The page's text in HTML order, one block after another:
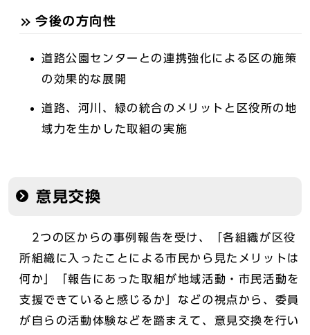
今後の方向性
道路公園センターとの連携強化による区の施策
の効果的な展開
道路、河川、緑の統合のメリットと区役所の地
域力を生かした取組の実施
意見交換
2つの区からの事例報告を受け、「各組織が区役
所組織に入ったことによる市民から見たメリットは
何か」「報告にあった取組が地域活動・市民活動を
支援できていると感じるか」などの視点から、委員
が自らの活動体験などを踏まえて、意見交換を行い